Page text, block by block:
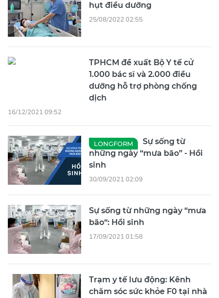
hụt điều dưỡng
25/08/2022 02:55
TPHCM đề xuất Bộ Y tế cử
1.000 bác sĩ và 2.000 điều
dưỡng hỗ trợ phòng chống
dịch
16/12/2021 09:52
LONGFORM
Sự sống từ
những ngày “mưa bão” - Hồi
sinh
30/09/2021 02:09
Sự sống từ những ngày “mưa
bão“: Hồi sinh
17/09/2021 01:58
Trạm y tế lưu động: Kênh
chăm sóc sức khỏe F0 tại nhà